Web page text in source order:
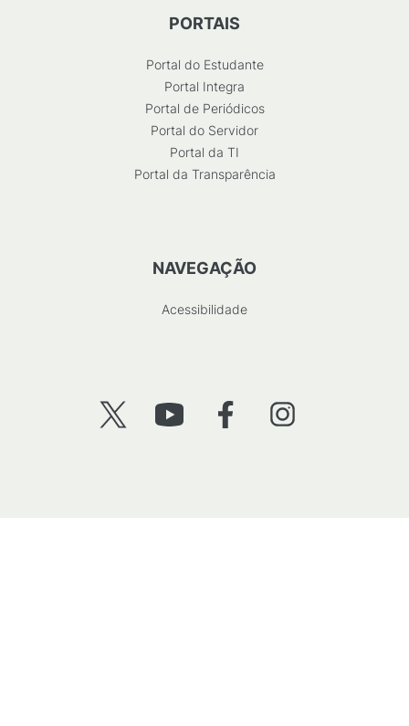
PORTAIS
Portal do Estudante
Portal Integra
Portal de Periódicos
Portal do Servidor
Portal da TI
Portal da Transparência
NAVEGAÇÃO
Acessibilidade